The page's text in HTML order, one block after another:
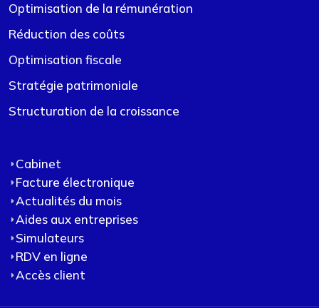
Optimisation de la rémunération
Réduction des coûts
Optimisation fiscale
Stratégie patrimoniale
Structuration de la croissance
Cabinet
Facture électronique
Actualités du mois
Aides aux entreprises
Simulateurs
RDV en ligne
Accès client